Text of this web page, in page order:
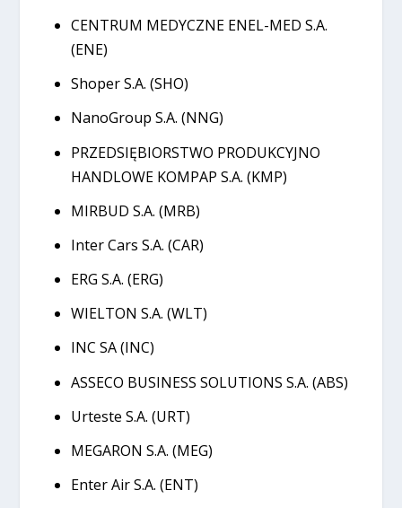
CENTRUM MEDYCZNE ENEL-MED S.A.
(ENE)
Shoper S.A. (SHO)
NanoGroup S.A. (NNG)
PRZEDSIĘBIORSTWO PRODUKCYJNO
HANDLOWE KOMPAP S.A. (KMP)
MIRBUD S.A. (MRB)
Inter Cars S.A. (CAR)
ERG S.A. (ERG)
WIELTON S.A. (WLT)
INC SA (INC)
ASSECO BUSINESS SOLUTIONS S.A. (ABS)
Urteste S.A. (URT)
MEGARON S.A. (MEG)
Enter Air S.A. (ENT)